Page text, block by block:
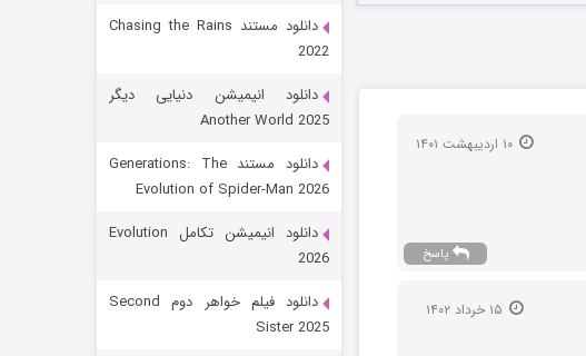
پاسخ
رویایی برای تو
قسمت15 (دوبله)
دانلود مستند Chasing the Rains
2022
دانلود انیمیشن دنیایی دیگر
Another World 2025
دانلود مستند Generations: The
Evolution of Spider-Man 2026
دانلود انیمیشن تکامل Evolution
2026
دانلود فیلم خواهر دوم Second
Sister 2025